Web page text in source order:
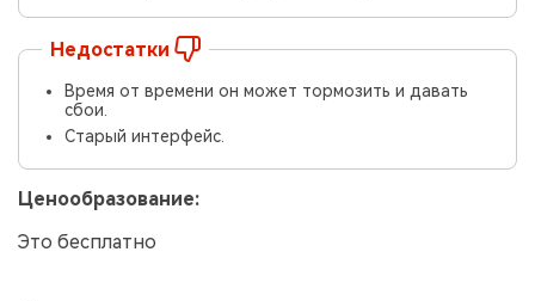
Недостатки
Время от времени он может тормозить и давать
сбои.
Старый интерфейс.
Ценообразование:
Это бесплатно